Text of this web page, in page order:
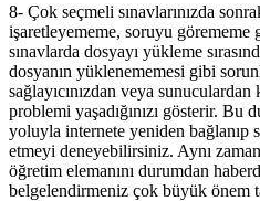
8- Çok seçmeli sınavlarınızda
işaretleyememe, soruyu
sınavlarda dosyayı yükleme
dosyanın yüklenememesi gibi
sağlayıcınızdan veya
problemi yaşadığınızı gösterir. Bu
yoluyla internete yeniden bağlanıp
etmeyi deneyebilirsiniz. Aynı
öğretim elemanını durumdan
belgelendirmeniz çok büyük önem